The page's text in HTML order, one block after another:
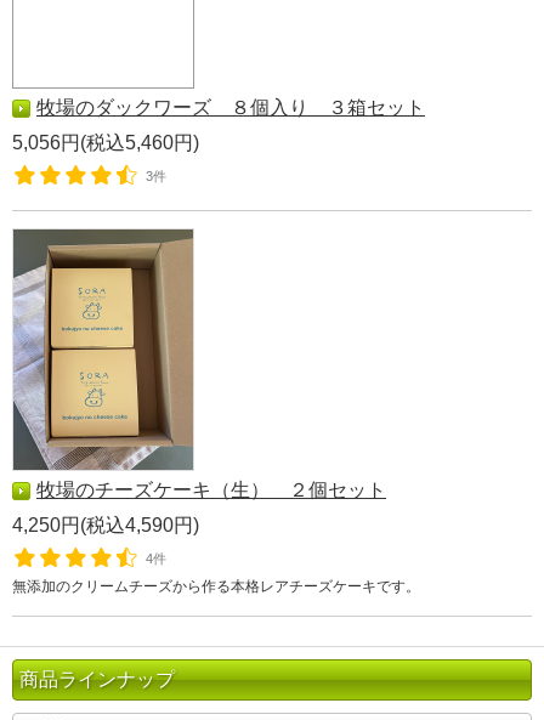
牧場のダックワーズ ８個入り ３箱セット
5,056円(税込5,460円)
3件
牧場のチーズケーキ（生） ２個セット
4,250円(税込4,590円)
4件
無添加のクリームチーズから作る本格レアチーズケーキです。
商品ラインナップ